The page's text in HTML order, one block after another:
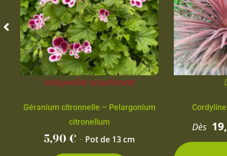
Indisponible actuellement
Géranium citronnelle – Pelargonium
citronellum
5,90€ - Pot de 13 cm
Dès